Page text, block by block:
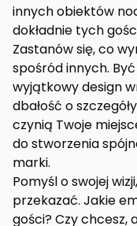
innych obiektów
dokładnie tych
Zastanów się, co
spośród innych.
wyjątkowy design
dbałość o
czynią Twoje
do stworzenia
marki.
Pomyśl o swojej
przekazać. Jakie
gości? Czy chcesz,